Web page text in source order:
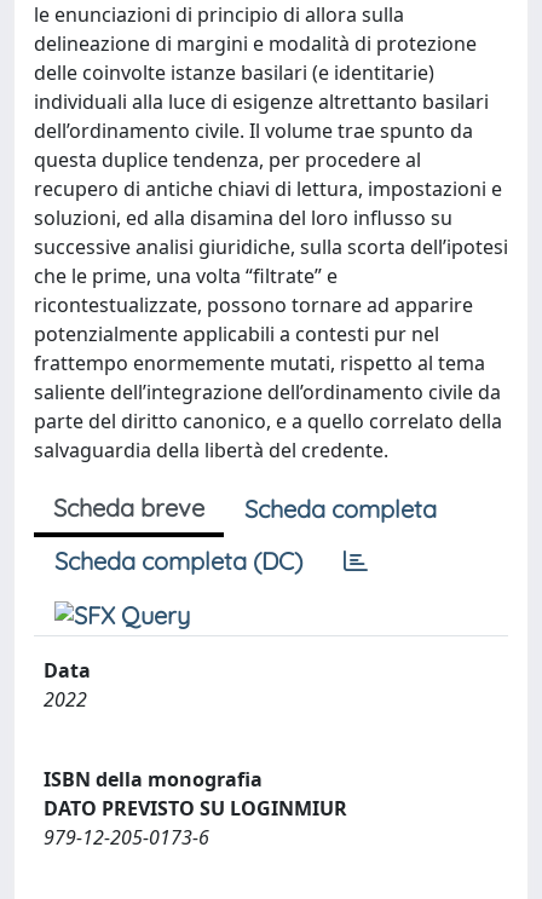
le enunciazioni di principio di allora sulla
delineazione di margini e modalità di protezione
delle coinvolte istanze basilari (e identitarie)
individuali alla luce di esigenze altrettanto basilari
dell’ordinamento civile. Il volume trae spunto da
questa duplice tendenza, per procedere al
recupero di antiche chiavi di lettura, impostazioni e
soluzioni, ed alla disamina del loro influsso su
successive analisi giuridiche, sulla scorta dell’ipotesi
che le prime, una volta “filtrate” e
ricontestualizzate, possono tornare ad apparire
potenzialmente applicabili a contesti pur nel
frattempo enormemente mutati, rispetto al tema
saliente dell’integrazione dell’ordinamento civile da
parte del diritto canonico, e a quello correlato della
salvaguardia della libertà del credente.
Scheda breve
Scheda completa
Scheda completa (DC)
Data
2022
ISBN della monografia
DATO PREVISTO SU LOGINMIUR
979-12-205-0173-6